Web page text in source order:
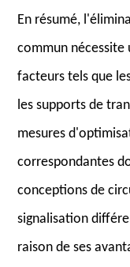
En résumé,
commun nécessite
facteurs tels que
les supports de
mesures
correspondantes
conceptions de
signalisation
raison de ses